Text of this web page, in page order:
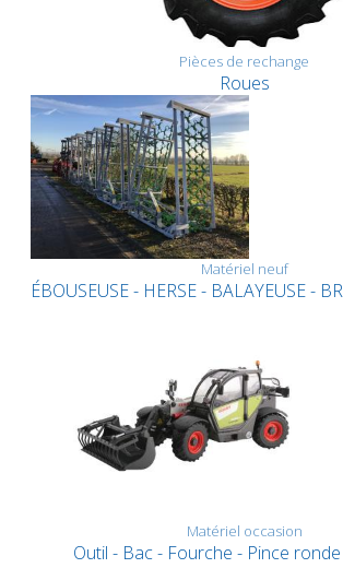
Pièces de rechange
Roues
Matériel neuf
ÉBOUSEUSE - HERSE - BALAYEUSE -
Matériel occasion
Outil - Bac - Fourche - Pince